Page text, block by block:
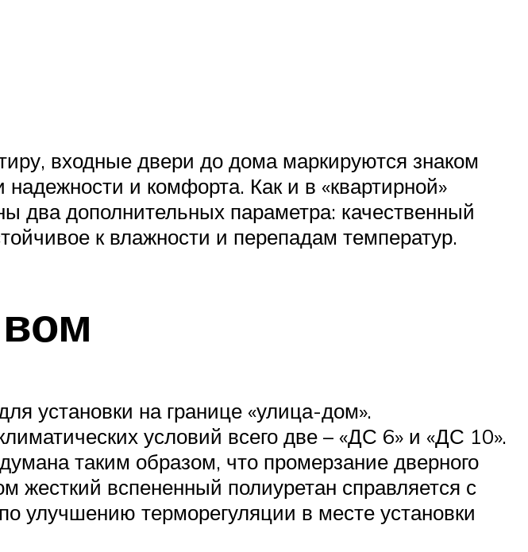
входные двери до дома маркируются знаком
и комфорта. Как и в «квартирной»
два дополнительных параметра: качественный
к влажности и перепадам температур.
установки на границе «улица-дом».
условий всего две – «ДС 6» и «ДС 10».
таким образом, что промерзание дверного
жесткий вспененный полиуретан справляется с
улучшению терморегуляции в месте установки